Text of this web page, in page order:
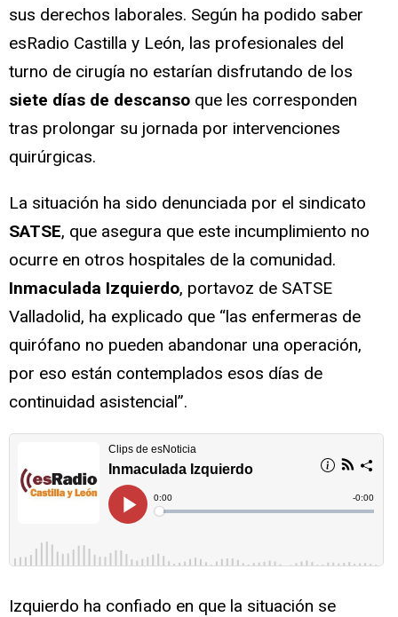
sus derechos laborales. Según ha podido saber
esRadio Castilla y León, las profesionales del
turno de cirugía no estarían disfrutando de los
siete días de descanso que les corresponden
tras prolongar su jornada por intervenciones
quirúrgicas.
La situación ha sido denunciada por el sindicato
SATSE, que asegura que este incumplimiento no
ocurre en otros hospitales de la comunidad.
Inmaculada Izquierdo, portavoz de SATSE
Valladolid, ha explicado que “las enfermeras de
quirófano no pueden abandonar una operación,
por eso están contemplados esos días de
continuidad asistencial”.
Izquierdo ha confiado en que la situación se